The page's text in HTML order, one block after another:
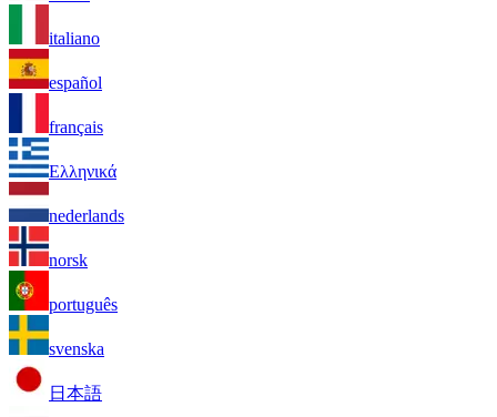
italiano
español
français
Ελληνικά
nederlands
norsk
português
svenska
日本語